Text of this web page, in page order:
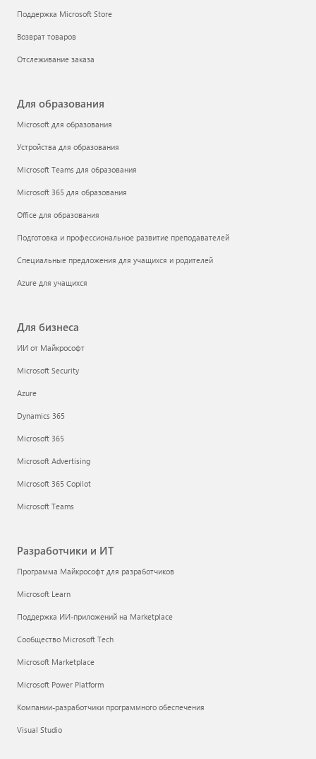
Поддержка Microsoft Store
Возврат товаров
Отслеживание заказа
Для образования
Microsoft для образования
Устройства для образования
Microsoft Teams для образования
Microsoft 365 для образования
Office для образования
Подготовка и профессиональное развитие преподавателей
Специальные предложения для учащихся и родителей
Azure для учащихся
Для бизнеса
ИИ от Майкрософт
Microsoft Security
Azure
Dynamics 365
Microsoft 365
Microsoft Advertising
Microsoft 365 Copilot
Microsoft Teams
Разработчики и ИТ
Программа Майкрософт для разработчиков
Microsoft Learn
Поддержка ИИ-приложений на Marketplace
Сообщество Microsoft Tech
Microsoft Marketplace
Microsoft Power Platform
Компании-разработчики программного обеспечения
Visual Studio